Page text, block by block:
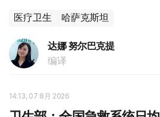
医疗卫生 哈萨克斯坦
达娜 努尔巴克提
编译
14:13, 07 8月 2026